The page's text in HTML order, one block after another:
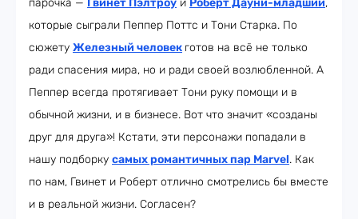
парочка — Гвинет Пэлтроу и Роберт Дауни-младший,
которые сыграли Пеппер Поттс и Тони Старка. По
сюжету Железный человек готов на всё не только
ради спасения мира, но и ради своей возлюбленной. А
Пеппер всегда протягивает Тони руку помощи и в
обычной жизни, и в бизнесе. Вот что значит «созданы
друг для друга»! Кстати, эти персонажи попадали в
нашу подборку самых романтичных пар Marvel. Как
по нам, Гвинет и Роберт отлично смотрелись бы вместе
и в реальной жизни. Согласен?